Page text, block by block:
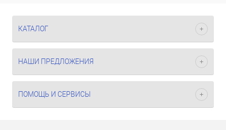
КАТАЛОГ
НАШИ ПРЕДЛОЖЕНИЯ
ПОМОЩЬ И СЕРВИСЫ